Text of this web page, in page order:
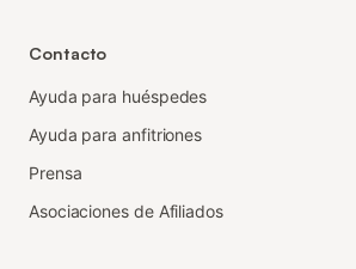
Contacto
Ayuda para huéspedes
Ayuda para anfitriones
Prensa
Asociaciones de Afiliados